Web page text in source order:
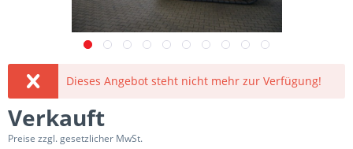
Dieses Angebot steht nicht mehr zur Verfügung!
Verkauft
Preise zzgl. gesetzlicher MwSt.